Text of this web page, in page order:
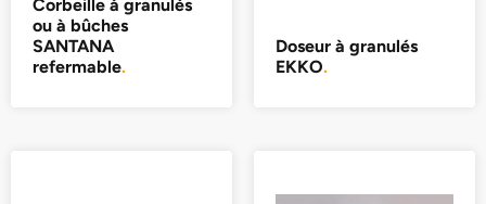
Corbeille à granulés
ou à bûches
SANTANA
refermable.
Doseur à granulés
EKKO.